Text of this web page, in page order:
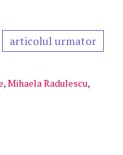
articolul urmator
,Mihaela Radulescu,